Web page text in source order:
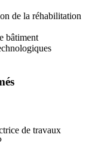
de la réhabilitation
bâtiment
de travaux